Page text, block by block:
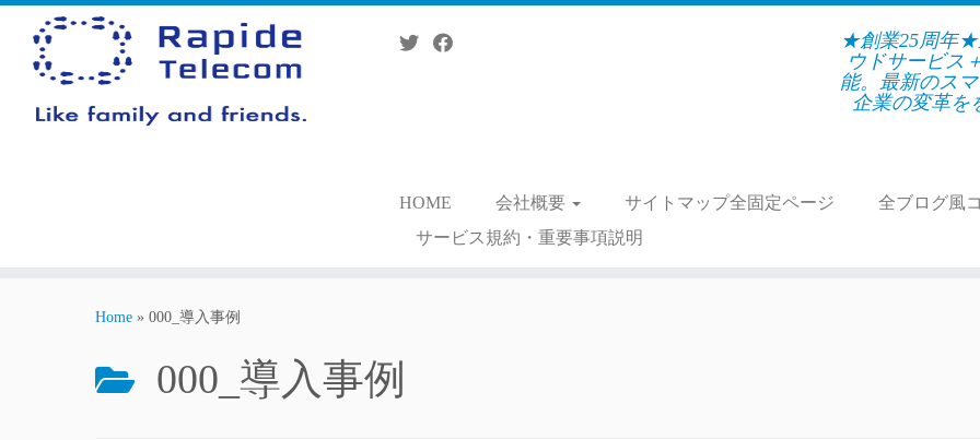
Skip
content
★創業25周年★
ウドサービス
能。最新のス
企業の変革
HOME 会社概要 サイトマップ全固定ページ 全ブログ風
サービス規約・重要事項説明
Home » 000_導入事例
000_導入事例